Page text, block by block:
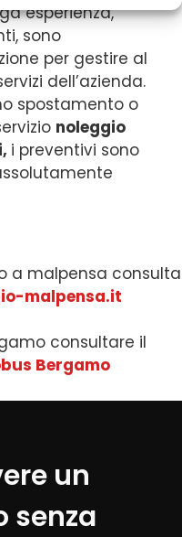
esperienza,
sono
per gestire al
dell’azienda.
spostamento o
noleggio
i preventivi sono
a malpensa consulta
malpensa.it
consultare il
Bergamo
un
senza